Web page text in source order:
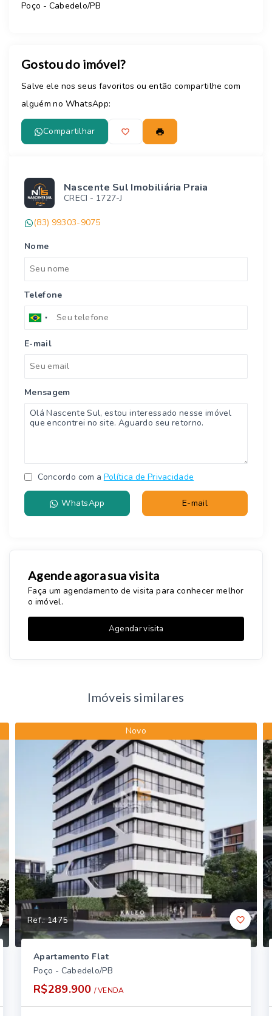
Poço - Cabedelo/PB
Gostou do imóvel?
Salve ele nos seus favoritos ou então compartilhe com
alguém no WhatsApp:
Compartilhar
Nascente Sul Imobiliária Praia
CRECI - 1727-J
(83) 99303-9075
Nome
Telefone
E-mail
Mensagem
Concordo com a Política de Privacidade
WhatsApp E-mail
Agende agora sua visita
Faça um agendamento de visita para conhecer melhor
o imóvel.
Agendar visita
Imóveis similares
Novo
Ref.:1475
Apartamento Flat
Poço - Cabedelo/PB
R$289.900 / VENDA